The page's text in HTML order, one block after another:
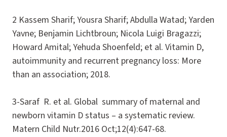
2 Kassem Sharif; Yousra Sharif; Abdulla Watad; Yarden
Yavne; Benjamin Lichtbroun; Nicola Luigi Bragazzi;
Howard Amital; Yehuda Shoenfeld; et al. Vitamin D,
autoimmunity and recurrent pregnancy loss: More
than an association; 2018.
3-Saraf R. et al. Global summary of maternal and
newborn vitamin D status – a systematic review.
Matern Child Nutr.2016 Oct;12(4):647-68.